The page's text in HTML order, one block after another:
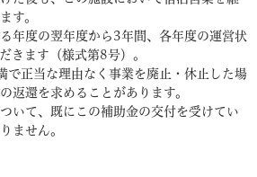
す。
年度の翌年度から3年間、各年度の運営状
きます（様式第8号）。
で正当な理由なく事業を廃止・休止した場
返還を求めることがあります。
いて、既にこの補助金の交付を受けてい
ません。